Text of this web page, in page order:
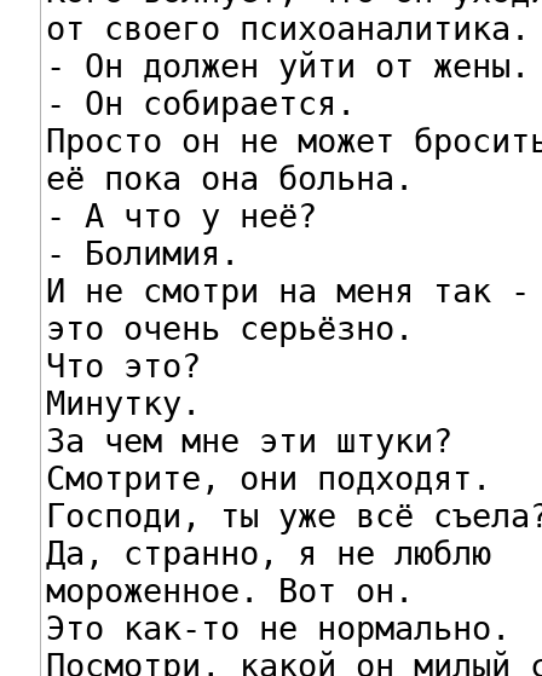
от своего психоаналитика.
- Он должен уйти от жены.
- Он собирается.
Просто он не может
её пока она больна.
- А что у неё?
- Болимия.
И не смотри на меня так -
это очень серьёзно.
Что это?
Минутку.
За чем мне эти штуки?
Смотрите, они подходят.
Господи, ты уже всё
Да, странно, я не люблю
мороженное. Вот он.
Это как-то не нормально.
Посмотри, какой он милый